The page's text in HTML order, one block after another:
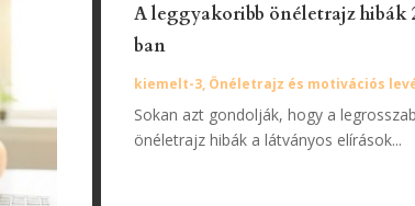
A leggyakoribb önéletrajz hibák
ban
kiemelt-3, Önéletrajz és motivációs
Sokan azt gondolják, hogy a
önéletrajz hibák a látványos elírások...